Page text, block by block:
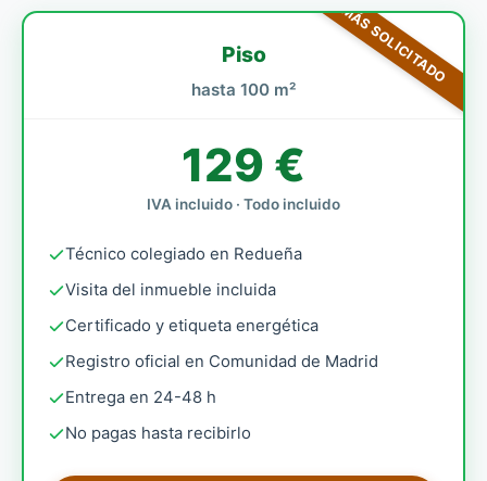
MÁS SOLICITADO
Piso
hasta 100 m²
129 €
IVA incluido · Todo incluido
Técnico colegiado en Redueña
Visita del inmueble incluida
Certificado y etiqueta energética
Registro oficial en Comunidad de Madrid
Entrega en 24-48 h
No pagas hasta recibirlo